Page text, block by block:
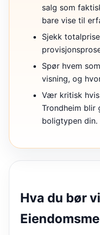
salg som
bare vise til
Sjekk
Spør hvem
visning, og
Vær kritisk
Trondheim blir
boligtypen din.
Hva du bør